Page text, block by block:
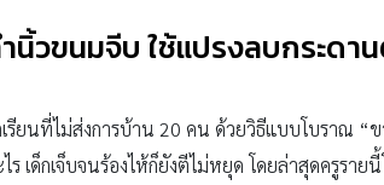
นิ้วขนมจีบ ใช้แปรงลบกระดา
ยนที่ไม่ส่งการบ้าน 20 คน ด้วยวิธีแบบโบราณ “
เด็กเจ็บจนร้องไห้ก็ยังตีไม่หยุด โดยล่าสุดครูราย